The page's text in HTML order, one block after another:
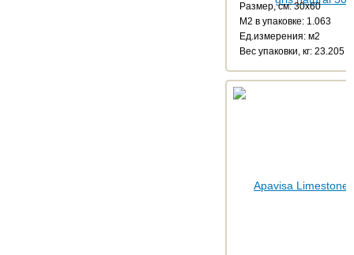
Размер, см: 30x60
М2 в упаковке: 1.063
Ед.измерения: м2
Веc упаковки, кг: 23.205